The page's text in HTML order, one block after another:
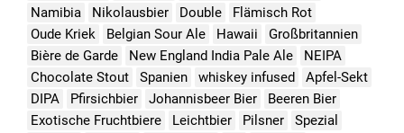
Namibia
Nikolausbier Double
Flämisch Rot
Oude Kriek
Belgian Sour Ale Hawaii
Großbritannien
Bière de Garde
New England India Pale Ale
NEIPA
Chocolate Stout
Spanien whiskey infused
Apfel-Sekt
DIPA
Pfirsichbier Johannisbeer Bier
Beeren Bier
Exotische Fruchtbiere
Leichtbier Pilsner
Spezial